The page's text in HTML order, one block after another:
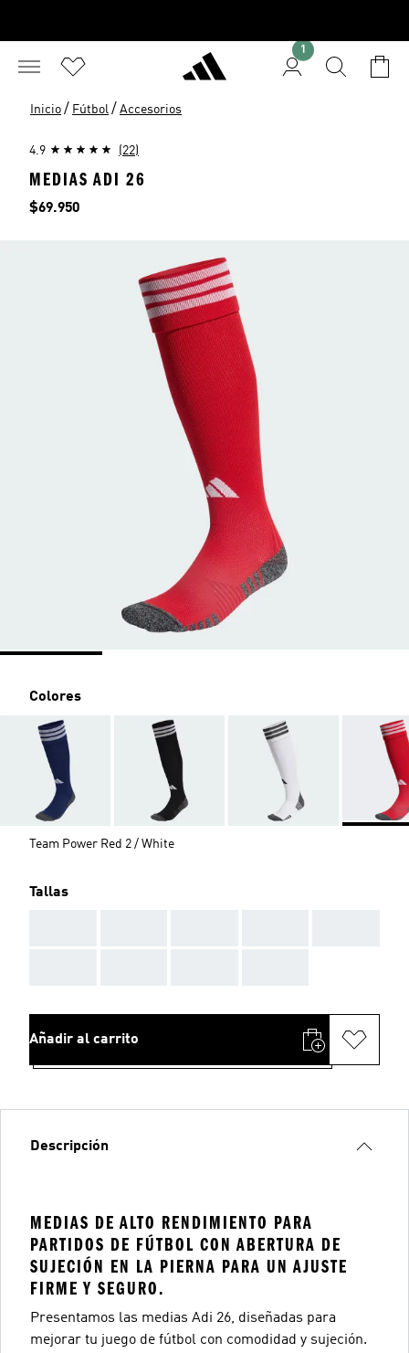
1
Inicio / Fútbol / Accesorios
4.9 (22)
MEDIAS ADI 26
Precio
$69.950
Colores
Team Power Red 2 / White
Tallas
Añadir al carrito
Descripción
MEDIAS DE ALTO RENDIMIENTO PARA
PARTIDOS DE FÚTBOL CON ABERTURA DE
SUJECIÓN EN LA PIERNA PARA UN AJUSTE
FIRME Y SEGURO.
Presentamos las medias Adi 26, diseñadas para
mejorar tu juego de fútbol con comodidad y sujeción.